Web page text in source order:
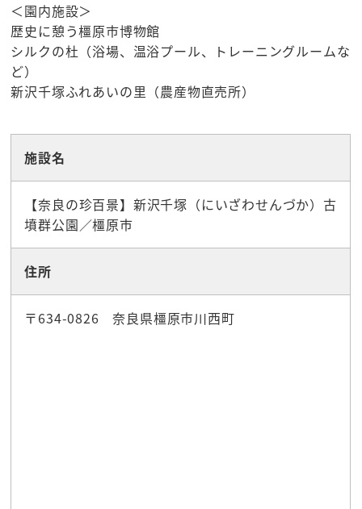
＜園内施設＞
歴史に憩う橿原市博物館
シルクの杜（浴場、温浴プール、トレーニングルームな
ど）
新沢千塚ふれあいの里（農産物直売所）
施設名
【奈良の珍百景】新沢千塚（にいざわせんづか）古
墳群公園／橿原市
住所
〒634-0826 奈良県橿原市川西町